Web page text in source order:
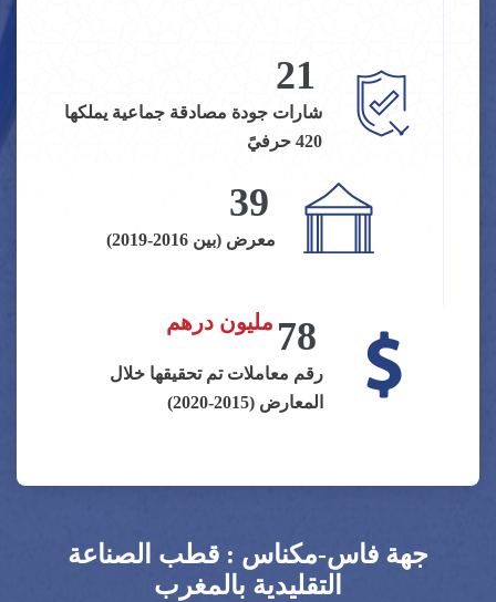
21
شارات جودة مصادقة جماعية يملكها
420 حرفيً
39
معرض (بين 2016-2019)
78 مليون درهم
رقم معاملات تم تحقيقها خلال
المعارض (2015-2020)
جهة فاس-مكناس : قطب الصناعة
التقليدية بالمغرب